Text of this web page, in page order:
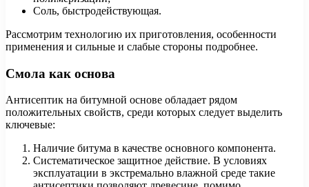
Соль, быстродействующая.
Рассмотрим технологию их приготовления, особенности
применения и сильные и слабые стороны подробнее.
Смола как основа
Антисептик на битумной основе обладает рядом
положительных свойств, среди которых следует выделить
ключевые:
Наличие битума в качестве основного компонента.
Систематическое защитное действие. В условиях
эксплуатации в экстремально влажной среде такие